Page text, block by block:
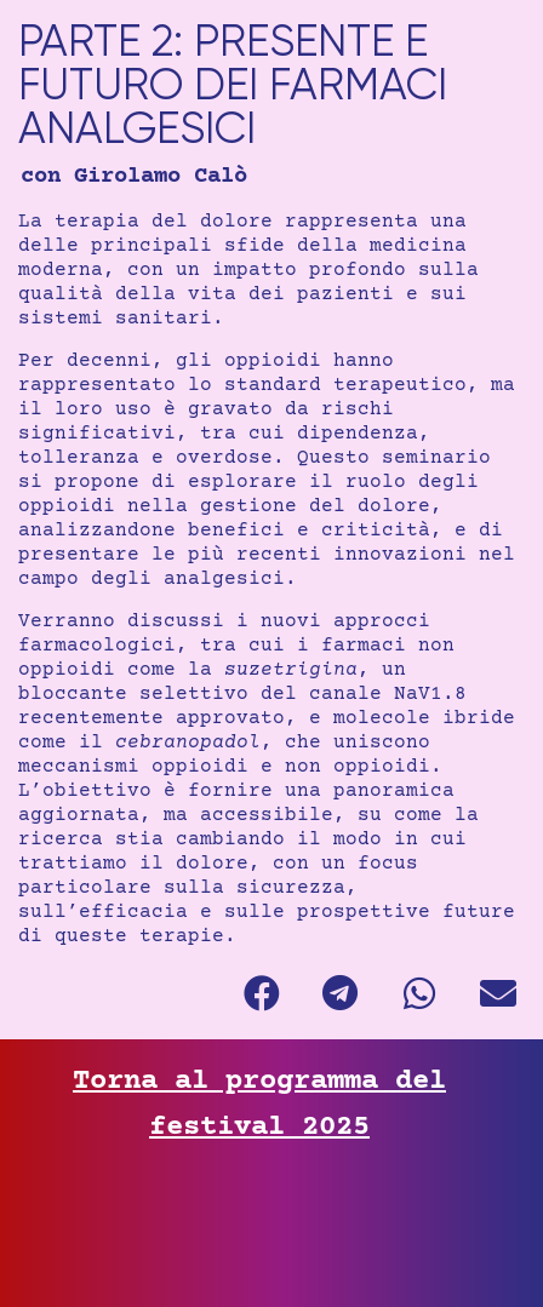
PARTE 2: PRESENTE E
FUTURO DEI FARMACI
ANALGESICI
con Girolamo Calò
La terapia del dolore rappresenta una
delle principali sfide della medicina
moderna, con un impatto profondo sulla
qualità della vita dei pazienti e sui
sistemi sanitari.
Per decenni, gli oppioidi hanno
rappresentato lo standard terapeutico, ma
il loro uso è gravato da rischi
significativi, tra cui dipendenza,
tolleranza e overdose. Questo seminario
si propone di esplorare il ruolo degli
oppioidi nella gestione del dolore,
analizzandone benefici e criticità, e di
presentare le più recenti innovazioni nel
campo degli analgesici.
Verranno discussi i nuovi approcci
farmacologici, tra cui i farmaci non
oppioidi come la suzetrigina , un
bloccante selettivo del canale NaV1.8
recentemente approvato, e molecole ibride
come il cebranopadol , che uniscono
meccanismi oppioidi e non oppioidi.
L’obiettivo è fornire una panoramica
aggiornata, ma accessibile, su come la
ricerca stia cambiando il modo in cui
trattiamo il dolore, con un focus
particolare sulla sicurezza,
sull’efficacia e sulle prospettive future
di queste terapie.
Torna al programma del
festival 2025